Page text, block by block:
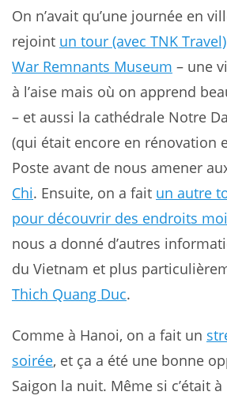
On n’avait qu’une journée en
rejoint un tour (avec TNK Travel)
War Remnants Museum – une
à l’aise mais où on apprend
– et aussi la cathédrale Notre
(qui était encore en rénovation
Poste avant de nous amener
Chi. Ensuite, on a fait un autre
pour découvrir des endroits
nous a donné d’autres
du Vietnam et plus
Thich Quang Duc.
Comme à Hanoi, on a fait un
soirée, et ça a été une bonne
Saigon la nuit. Même si c’était